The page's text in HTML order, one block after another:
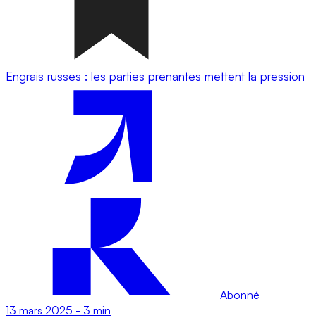
Engrais russes : les parties prenantes mettent la pression
Abonné
13 mars 2025 - 3 min